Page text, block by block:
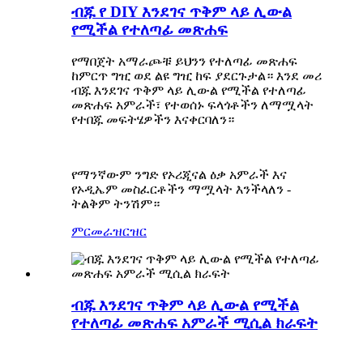
ብጁ የ DIY እንደገና ጥቅም ላይ ሊውል
የሚችል የተለጣፊ መጽሐፍ
የማበጀት አማራጮቹ ይህንን የተለጣፊ መጽሐፍ
ከምርጥ ግዢ ወደ ልዩ ግዢ ከፍ ያደርጉታል። እንደ መሪ
ብጁ እንደገና ጥቅም ላይ ሊውል የሚችል የተለጣፊ
መጽሐፍ አምራች፣ የተወሰኑ ፍላጎቶችን ለማሟላት
የተበጁ መፍትሄዎችን እናቀርባለን።
የማንኛውም ንግድ የኦሪጂናል ዕቃ አምራች እና
የኦዲኤም መስፈርቶችን ማሟላት እንችላለን -
ትልቅም ትንሽም።
ምርመራዝርዝር
ብጁ እንደገና ጥቅም ላይ ሊውል የሚችል
የተለጣፊ መጽሐፍ አምራች ሚሲል ክራፍት